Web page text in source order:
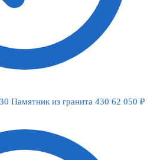
Памятник из гранита 430 62 050 ₽